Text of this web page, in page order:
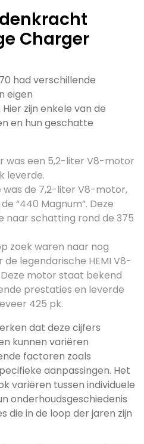
Charger
had verschillende
eigen
zijn enkele van de
en hun geschatte
was een 5,2-liter V8-motor
leverde.
was de 7,2-liter V8-motor,
“440 Magnum”. Deze
naar schatting rond de 375
zoek waren naar nog
legendarische HEMI V8-
motor staat bekend
prestaties en leverde
425 pk.
dat deze cijfers
kunnen variëren
factoren zoals
aanpassingen. Het
variëren tussen individuele
onderhoudsgeschiedenis
die in de loop der jaren zijn